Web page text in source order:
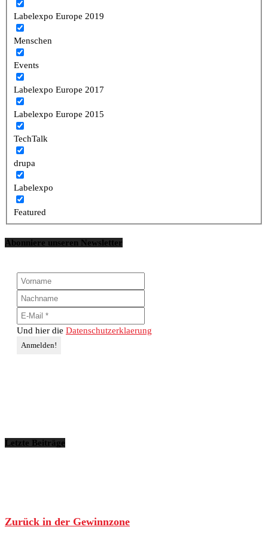
Labelexpo Europe 2019
Menschen
Events
Labelexpo Europe 2017
Labelexpo Europe 2015
TechTalk
drupa
Labelexpo
Featured
Abonniere unseren Newsletter
Und hier die Datenschutzerklaerung
Letzte Beiträge
Zurück in der Gewinnzone